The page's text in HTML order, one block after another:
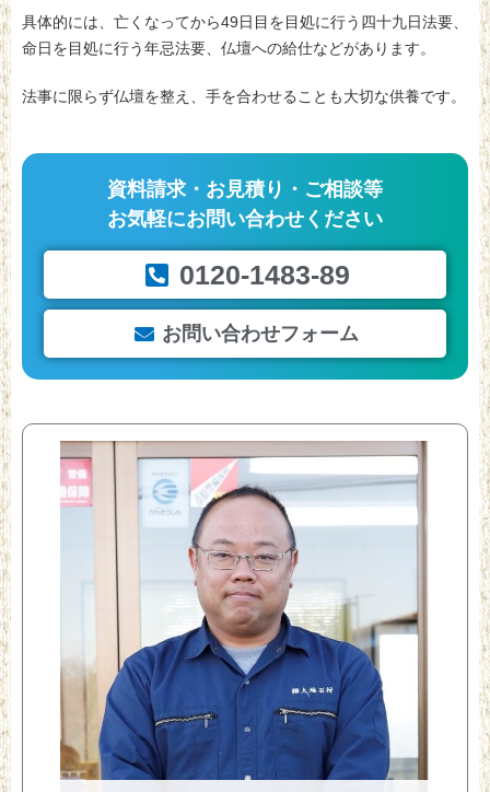
具体的には、亡くなってから49日目を目処に行う四十九日法要、
命日を目処に行う年忌法要、仏壇への給仕などがあります。
法事に限らず仏壇を整え、手を合わせることも大切な供養です。
資料請求・お見積り・ご相談等
お気軽にお問い合わせください
0120-1483-89
お問い合わせフォーム